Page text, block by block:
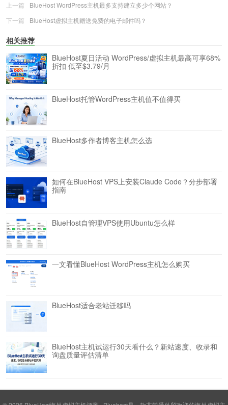
上一篇
BlueHost WordPress主机最多支持建立多少个网站？
下一篇
BlueHost虚拟主机赠送免费的电子邮件吗？
相关推荐
BlueHost夏日活动 WordPress/虚拟主机最高可享68%
折扣 低至$3.79/月
BlueHost托管WordPress主机值不值得买
BlueHost多作者博客主机怎么选
如何在BlueHost VPS上安装Claude Code？分步部署
指南
BlueHost自管理VPS使用Ubuntu怎么样
一文看懂BlueHost WordPress主机怎么购买
BlueHost适合老站迁移吗
BlueHost主机试运行30天看什么？新站速度、收录和
询盘质量评估清单